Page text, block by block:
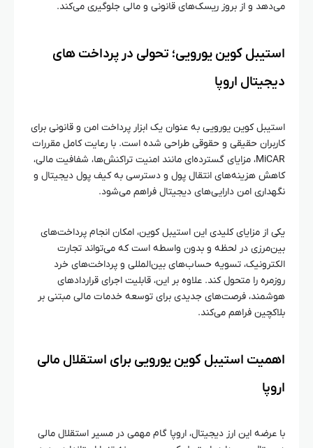
می‌دهد و از بروز ریسک‌های قانونی و مالی جلوگیری می‌کند.
استیبل کوین یورویی؛ تحولی در پرداخت‌ های
دیجیتال اروپا
استیبل کوین یورویی به عنوان یک ابزار پرداخت امن و قانونی برای
کاربران حقیقی و حقوقی طراحی شده است. با رعایت کامل مقررات
MiCAR، مزایای گسترده‌ای مانند امنیت تراکنش‌ها، شفافیت مالی،
کاهش هزینه‌های انتقال پول و دسترسی به کیف پول دیجیتال و
نگهداری امن دارایی‌های دیجیتال فراهم می‌شود.
یکی از مزایای کلیدی این استیبل کوین، امکان انجام پرداخت‌های
بین‌مرزی در لحظه و بدون واسطه است که می‌تواند تجارت
الکترونیک، تسویه حساب‌های بین‌المللی و پرداخت‌های خرد
روزمره را متحول کند. علاوه بر این، قابلیت اجرای قراردادهای
هوشمند، فرصت‌های جدیدی برای توسعه خدمات مالی مبتنی بر
بلاکچین فراهم می‌کند.
اهمیت استیبل کوین یورویی برای استقلال مالی
اروپا
با عرضه این ارز دیجیتال، اروپا گام مهمی در مسیر استقلال مالی